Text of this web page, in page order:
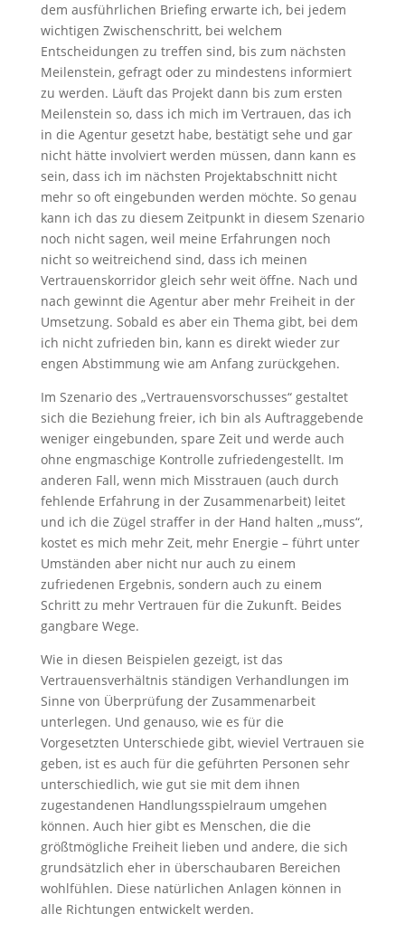
dem ausführlichen Briefing erwarte ich, bei jedem
wichtigen Zwischenschritt, bei welchem
Entscheidungen zu treffen sind, bis zum nächsten
Meilenstein, gefragt oder zu mindestens informiert
zu werden. Läuft das Projekt dann bis zum ersten
Meilenstein so, dass ich mich im Vertrauen, das ich
in die Agentur gesetzt habe, bestätigt sehe und gar
nicht hätte involviert werden müssen, dann kann es
sein, dass ich im nächsten Projektabschnitt nicht
mehr so oft eingebunden werden möchte. So genau
kann ich das zu diesem Zeitpunkt in diesem Szenario
noch nicht sagen, weil meine Erfahrungen noch
nicht so weitreichend sind, dass ich meinen
Vertrauenskorridor gleich sehr weit öffne. Nach und
nach gewinnt die Agentur aber mehr Freiheit in der
Umsetzung. Sobald es aber ein Thema gibt, bei dem
ich nicht zufrieden bin, kann es direkt wieder zur
engen Abstimmung wie am Anfang zurückgehen.
Im Szenario des „Vertrauensvorschusses“ gestaltet
sich die Beziehung freier, ich bin als Auftraggebende
weniger eingebunden, spare Zeit und werde auch
ohne engmaschige Kontrolle zufriedengestellt. Im
anderen Fall, wenn mich Misstrauen (auch durch
fehlende Erfahrung in der Zusammenarbeit) leitet
und ich die Zügel straffer in der Hand halten „muss“,
kostet es mich mehr Zeit, mehr Energie – führt unter
Umständen aber nicht nur auch zu einem
zufriedenen Ergebnis, sondern auch zu einem
Schritt zu mehr Vertrauen für die Zukunft. Beides
gangbare Wege.
Wie in diesen Beispielen gezeigt, ist das
Vertrauensverhältnis ständigen Verhandlungen im
Sinne von Überprüfung der Zusammenarbeit
unterlegen. Und genauso, wie es für die
Vorgesetzten Unterschiede gibt, wieviel Vertrauen sie
geben, ist es auch für die geführten Personen sehr
unterschiedlich, wie gut sie mit dem ihnen
zugestandenen Handlungsspielraum umgehen
können. Auch hier gibt es Menschen, die die
größtmögliche Freiheit lieben und andere, die sich
grundsätzlich eher in überschaubaren Bereichen
wohlfühlen. Diese natürlichen Anlagen können in
alle Richtungen entwickelt werden.